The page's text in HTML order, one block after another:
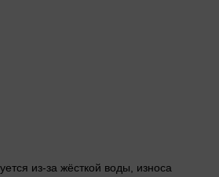
из-за жёсткой воды, износа